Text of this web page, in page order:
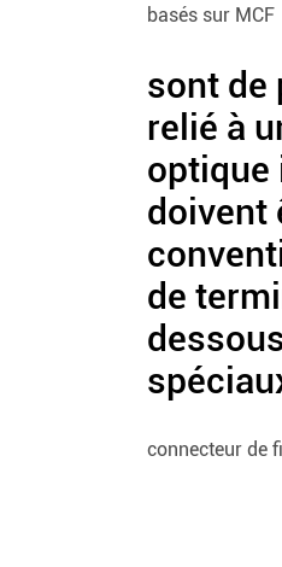
basés sur MCF
sont de
relié à
optique
doivent
de
connecteur de